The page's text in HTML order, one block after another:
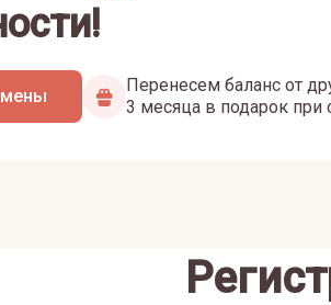
Перенесем баланс от
3 месяца в подарок при